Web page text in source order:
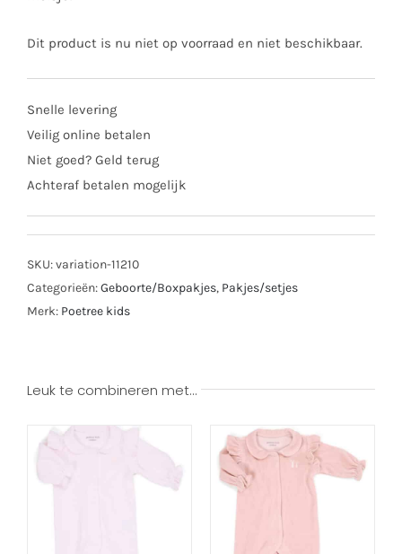
Dit product is nu niet op voorraad en niet beschikbaar.
Snelle levering
Veilig online betalen
Niet goed? Geld terug
Achteraf betalen mogelijk
SKU:variation-11210
Categorieën:Geboorte/Boxpakjes, Pakjes/setjes
Merk: Poetree kids
Leuk te combineren met…